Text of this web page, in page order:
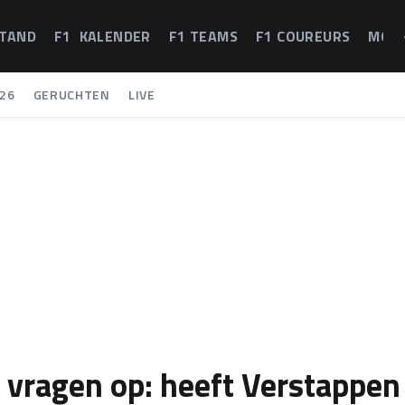
F1 KALENDER F1 TEAMS F1 COUREURS
GERUCHTEN LIVE
op: heeft Verstappen